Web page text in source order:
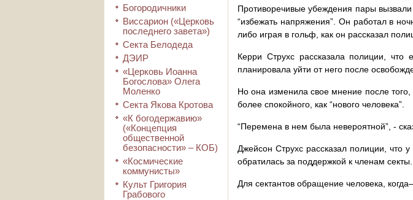
Богородичники
Виссарион («Церковь
последнего завета»)
Секта Белодеда
ДЭИР
«Церковь Иоанна
Богослова» Олега
Моленко
Секта Якова Кротова
«К богодержавию»
(«Концепция
общественной
безопасности» – КОБ)
«Космические
коммунисты»
Культ Григория
Грабового
Противоречивые убеждения пары
“избежать напряжения”. Он работал в
либо играя в гольф, как он рассказал
Керри Струхс рассказала полиции,
планировала уйти от него после
Но она изменила свое мнение после того,
более спокойного, как “нового человека”.
“Перемена в нем была невероятной”, -
Джейсон Струхс рассказал полиции, что
обратилась за поддержкой к членам секты.
Для сектантов обращение человека,